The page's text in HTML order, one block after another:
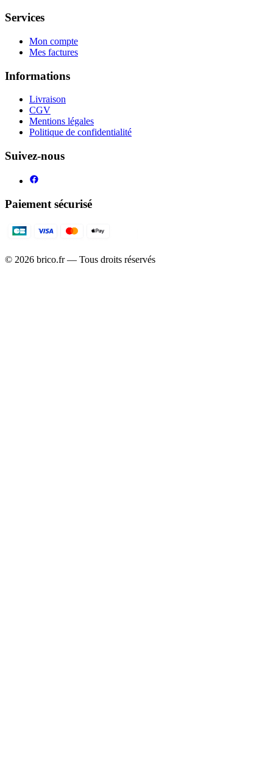
Services
Mon compte
Mes factures
Informations
Livraison
CGV
Mentions légales
Politique de confidentialité
Suivez-nous
Paiement sécurisé
© 2026 brico.fr — Tous droits réservés